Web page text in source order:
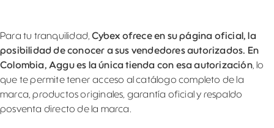
Para tu tranquilidad,Cybex ofrece en su página oficial, la
posibilidad de conocer a sus vendedores autorizados. En
Colombia, Aggu es la única tienda con esa autorización, lo
que te permite tener acceso al catálogo completo de la
marca, productos originales, garantía oficial y respaldo
posventa directo de la marca.